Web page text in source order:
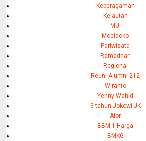
Keberagaman
Kelautan
MUI
Moeldoko
Pariwisata
Ramadhan
Regional
Reuni Alumni 212
Wiranto
Yenny Wahid
3 tahun Jokowi-JK
Alor
BBM 1 Harga
BMKG